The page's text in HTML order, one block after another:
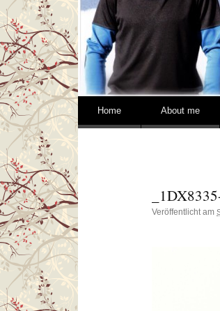
Springe zum Inhalt
Home About me
Veröffentlicht am